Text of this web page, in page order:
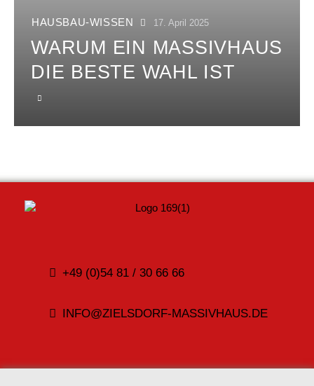
HAUSBAU-WISSEN 17. April 2025
WARUM EIN MASSIVHAUS
DIE BESTE WAHL IST
+49 (0)54 81 / 30 66 66
INFO@ZIELSDORF-MASSIVHAUS.DE